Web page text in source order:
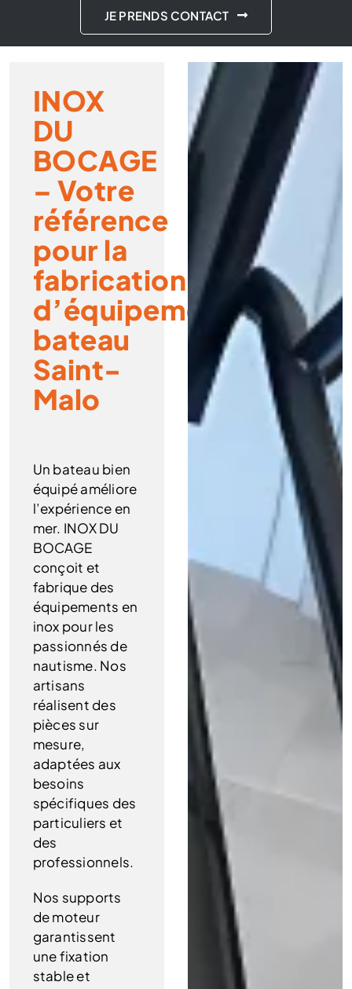
JE PRENDS CONTACT
INOX
DU
BOCAGE
– Votre
référence
pour la
fabrication
d’équipement
bateau
Saint-
Malo
Un bateau bien
équipé améliore
l’expérience en
mer. INOX DU
BOCAGE
conçoit et
fabrique des
équipements en
inox pour les
passionnés de
nautisme. Nos
artisans
réalisent des
pièces sur
mesure,
adaptées aux
besoins
spécifiques des
particuliers et
des
professionnels.
Nos supports
de moteur
garantissent
une fixation
stable et